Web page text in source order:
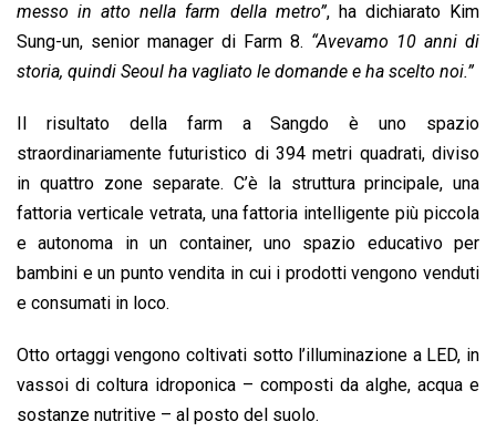
messo in atto nella farm della metro”, ha dichiarato Kim
Sung-un, senior manager di Farm 8. “Avevamo 10 anni di
storia, quindi Seoul ha vagliato le domande e ha scelto noi.”
Il risultato della farm a Sangdo è uno spazio
straordinariamente futuristico di 394 metri quadrati, diviso
in quattro zone separate. C’è la struttura principale, una
fattoria verticale vetrata, una fattoria intelligente più piccola
e autonoma in un container, uno spazio educativo per
bambini e un punto vendita in cui i prodotti vengono venduti
e consumati in loco.
Otto ortaggi vengono coltivati sotto l’illuminazione a LED, in
vassoi di coltura idroponica – composti da alghe, acqua e
sostanze nutritive – al posto del suolo.